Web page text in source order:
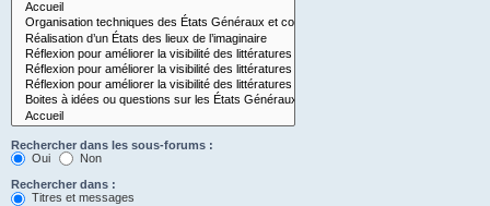
Rechercher dans les sous-forums :
Oui
Non
Rechercher dans :
Titres et messages